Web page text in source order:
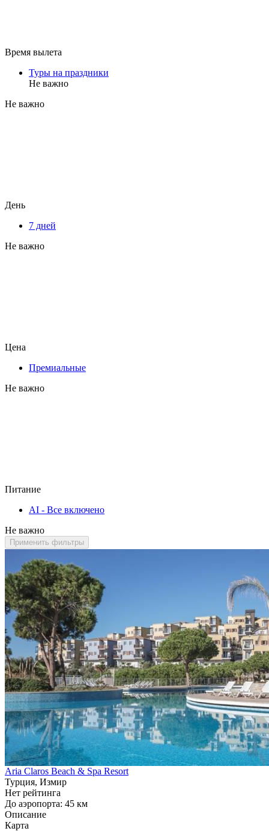
Время вылета
Туры на праздники
Не важно
Не важно
День
7 дней
Не важно
Цена
Премиальные
Не важно
Питание
AI - Все включено
Не важно
Применить фильтры
Aria Claros Beach & Spa Resort
Турция, Измир
Нет рейтинга
До аэропорта: 45 км
Описание
Карта